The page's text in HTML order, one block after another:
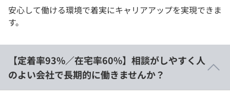
安心して働ける環境で着実にキャリアアップを実現できま
す。
【定着率93%／在宅率60%】相談がしやすく人
のよい会社で長期的に働きませんか？